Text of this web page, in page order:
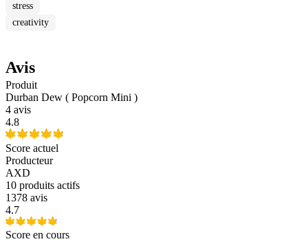
stress
creativity
Avis
Produit
Durban Dew ( Popcorn Mini )
4 avis
4.8
Score actuel
Producteur
AXD
10 produits actifs
1378 avis
4.7
Score en cours